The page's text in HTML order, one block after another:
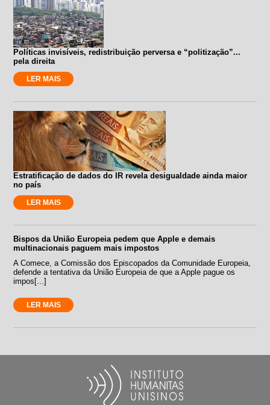
Políticas invisíveis, redistribuição perversa e “politização”...
pela direita
LER MAIS
Estratificação de dados do IR revela desigualdade ainda maior
no país
LER MAIS
Bispos da União Europeia pedem que Apple e demais
multinacionais paguem mais impostos
A Comece, a Comissão dos Episcopados da Comunidade Europeia,
defende a tentativa da União Europeia de que a Apple pague os
impos[...]
LER MAIS